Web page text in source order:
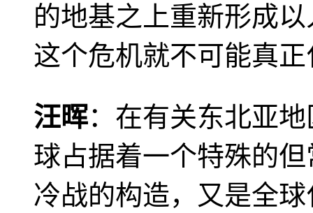
的地基之上重新形成
这个危机就不可能真
汪晖：在有关东北亚
球占据着一个特殊的
冷战的构造，又是全